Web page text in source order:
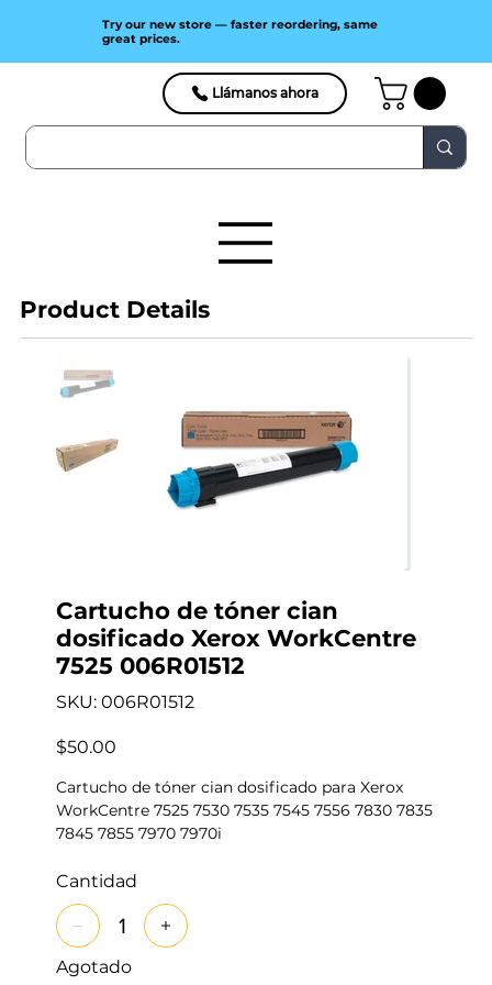
Llámanos ahora
Try our new store — faster reordering, same
great prices.
Product Details
Cartucho de tóner cian
dosificado Xerox WorkCentre
7525 006R01512
SKU: SKU
006R01512
006R01512
Precio
$50.00
Cartucho de tóner cian dosificado para Xerox
WorkCentre 7525 7530 7535 7545 7556 7830 7835
7845 7855 7970 7970i
Cantidad
Agotado